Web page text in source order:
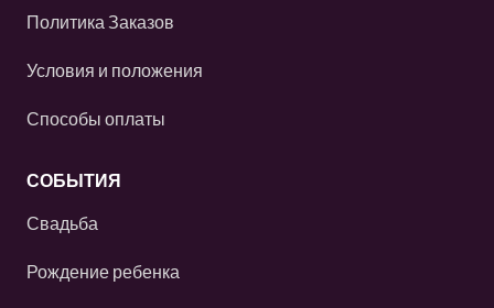
Политика Заказов
Условия и положения
Способы оплаты
СОБЫТИЯ
Свадьба
Рождение ребенка